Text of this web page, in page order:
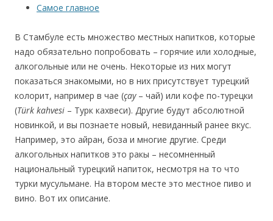
Самое главное
В Стамбуле есть множество местных напитков, которые
надо обязательно попробовать – горячие или холодные,
алкогольные или не очень. Некоторые из них могут
показаться знакомыми, но в них присутствует турецкий
колорит, например в чае (çay– чай) или кофе по-турецки
(Türk kahvesi – Турк кахвеси). Другие будут абсолютной
новинкой, и вы познаете новый, невиданный ранее вкус.
Например, это айран, боза и многие другие. Среди
алкогольных напитков это ракы – несомненный
национальный турецкий напиток, несмотря на то что
турки мусульмане. На втором месте это местное пиво и
вино. Вот их описание.